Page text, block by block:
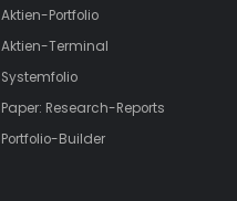
Aktien-Portfolio
Aktien-Terminal
Systemfolio
Paper: Research-Reports
Portfolio-Builder